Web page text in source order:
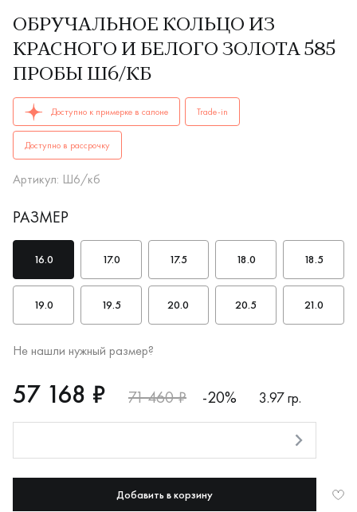
ОБРУЧАЛЬНОЕ КОЛЬЦО ИЗ
КРАСНОГО И БЕЛОГО ЗОЛОТА 585
ПРОБЫ Ш6/КБ
ОБРУЧАЛЬНЫЕ КОЛЬЦА женские, мужские, парные Ш6/кб
Доступно к примерке в салоне Trade-in
Доступно в рассрочку
Артикул: Ш6/кб
РАЗМЕР
16.0 17.0 17.5 18.0 18.5
19.0 19.5 20.0 20.5 21.0
Не нашли нужный размер?
RUB
57168
57 168 ₽ 71 460 ₽ -20%
3.97 гр.
Добавить в корзину